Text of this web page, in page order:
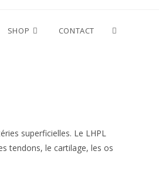
SHOP CONTACT Toggle
superficielles. Le LHPL
tendons, le cartilage, les os